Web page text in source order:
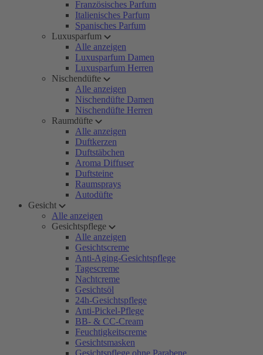
Französisches Parfum
Italienisches Parfum
Spanisches Parfum
Luxusparfum
Alle anzeigen
Luxusparfum Damen
Luxusparfum Herren
Nischendüfte
Alle anzeigen
Nischendüfte Damen
Nischendüfte Herren
Raumdüfte
Alle anzeigen
Duftkerzen
Duftstäbchen
Aroma Diffuser
Duftsteine
Raumsprays
Autodüfte
Gesicht
Alle anzeigen
Gesichtspflege
Alle anzeigen
Gesichtscreme
Anti-Aging-Gesichtspflege
Tagescreme
Nachtcreme
Gesichtsöl
24h-Gesichtspflege
Anti-Pickel-Pflege
BB- & CC-Cream
Feuchtigkeitscreme
Gesichtsmasken
Gesichtspflege ohne Parabene